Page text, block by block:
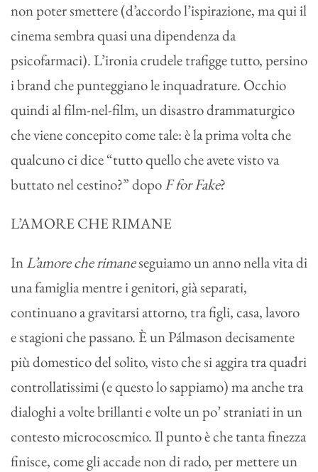
non poter smettere (d’accordo l’ispirazione, ma qui il
cinema sembra quasi una dipendenza da
psicofarmaci). L’ironia crudele trafigge tutto, persino
i brand che punteggiano le inquadrature. Occhio
quindi al film-nel-film, un disastro drammaturgico
che viene concepito come tale: è la prima volta che
qualcuno ci dice “tutto quello che avete visto va
buttato nel cestino?” dopoF for Fake?
L’AMORE CHE RIMANE
InL’amore che rimaneseguiamo un anno nella vita di
una famiglia mentre i genitori, già separati,
continuano a gravitarsi attorno, tra figli, casa, lavoro
e stagioni che passano. È un Pálmason decisamente
più domestico del solito, visto che si aggira tra quadri
controllatissimi (e questo lo sappiamo) ma anche tra
dialoghi a volte brillanti e volte un po’ straniati in un
contesto microcoscmico. Il punto è che tanta finezza
finisce, come gli accade non di rado, per mettere un